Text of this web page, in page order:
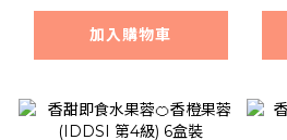
加入購物車